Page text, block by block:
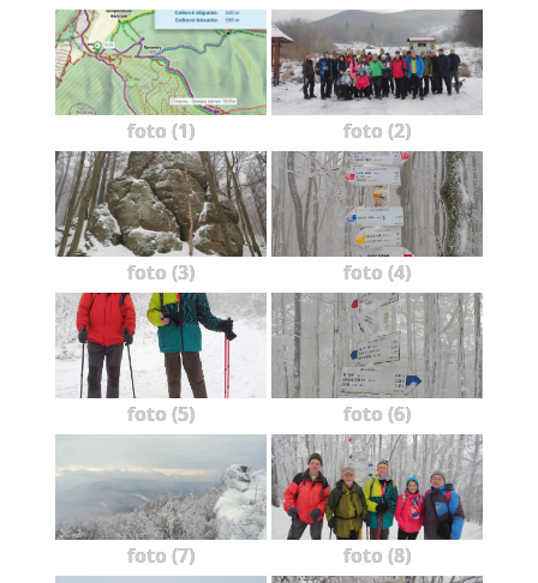
foto (1) foto (2)
foto (3) foto (4)
foto (5) foto (6)
foto (7) foto (8)